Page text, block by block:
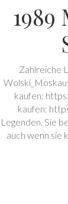
Zahlreiche
kaufen:
kaufen:
Legenden. Sie
auch wenn sie